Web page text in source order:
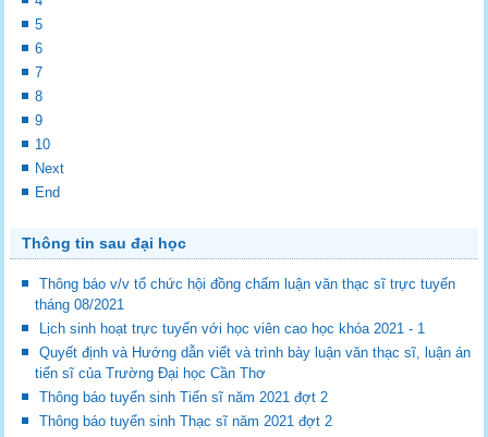
5
6
7
8
9
10
Next
End
Thông tin sau đại học
Thông báo v/v tổ chức hội đồng chấm luận văn thạc sĩ trực tuyến
tháng 08/2021
Lịch sinh hoạt trực tuyến với học viên cao học khóa 2021 - 1
Quyết định và Hướng dẫn viết và trình bày luận văn thạc sĩ, luận án
tiến sĩ của Trường Đại học Cần Thơ
Thông báo tuyển sinh Tiến sĩ năm 2021 đợt 2
Thông báo tuyển sinh Thạc sĩ năm 2021 đợt 2